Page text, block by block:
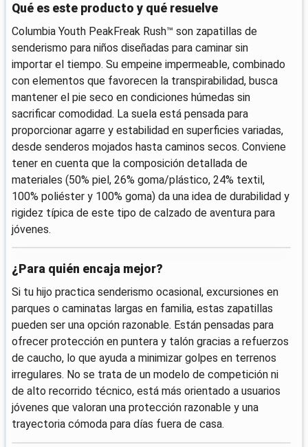
Qué es este producto y qué resuelve
Columbia Youth PeakFreak Rush™ son zapatillas de
senderismo para niños diseñadas para caminar sin
importar el tiempo. Su empeine impermeable, combinado
con elementos que favorecen la transpirabilidad, busca
mantener el pie seco en condiciones húmedas sin
sacrificar comodidad. La suela está pensada para
proporcionar agarre y estabilidad en superficies variadas,
desde senderos mojados hasta caminos secos. Conviene
tener en cuenta que la composición detallada de
materiales (50% piel, 26% goma/plástico, 24% textil,
100% poliéster y 100% goma) da una idea de durabilidad y
rigidez típica de este tipo de calzado de aventura para
jóvenes.
¿Para quién encaja mejor?
Si tu hijo practica senderismo ocasional, excursiones en
parques o caminatas largas en familia, estas zapatillas
pueden ser una opción razonable. Están pensadas para
ofrecer protección en puntera y talón gracias a refuerzos
de caucho, lo que ayuda a minimizar golpes en terrenos
irregulares. No se trata de un modelo de competición ni
de alto recorrido técnico, está más orientado a usuarios
jóvenes que valoran una protección razonable y una
trayectoria cómoda para días fuera de casa.